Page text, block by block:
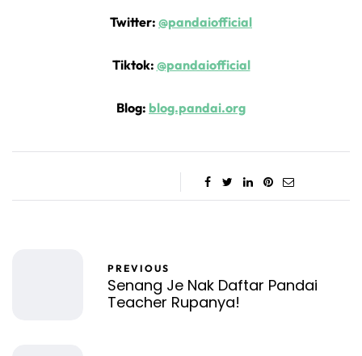
Twitter: @pandaiofficial
Tiktok: @pandaiofficial
Blog: blog.pandai.org
PREVIOUS
Senang Je Nak Daftar Pandai
Teacher Rupanya!